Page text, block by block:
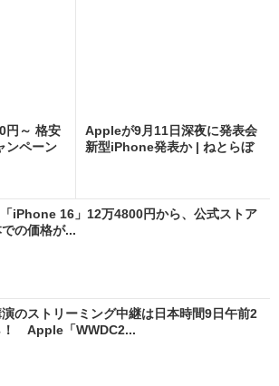
円～ 格安
ンペーン
Appleが9月11日深夜に発表会
新型iPhone発表か | ねとらぼ
iPhone 16」12万4800円から、公式ストア
の価格が...
のストリーミング中継は日本時間9日午前2
！ Apple「WWDC2...